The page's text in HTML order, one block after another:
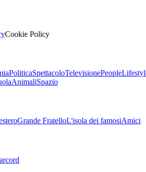
Cookie Policy
PoliticaSpettacoloTelevisionePeople
AnimaliSpazio
Grande FratelloL'isola dei famosiAmici